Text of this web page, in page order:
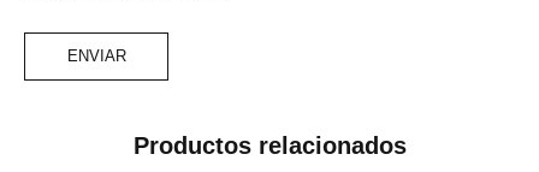
Productos relacionados